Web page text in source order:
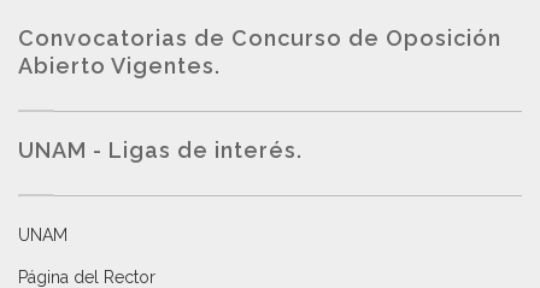
Convocatorias de Concurso de Oposición
Abierto Vigentes.
UNAM - Ligas de interés.
UNAM
Página del Rector